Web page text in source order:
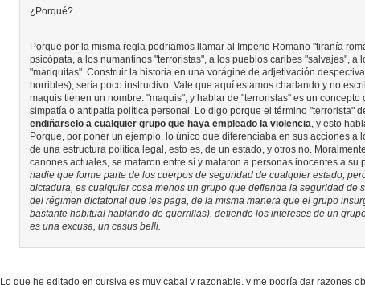
¿Porqué?
Porque por la misma regla podríamos llamar al Imperio Romano "tiranía
psicópata, a los numantinos "terroristas", a los pueblos caribes "salvajes",
"mariquitas". Construir la historia en una vorágine de adjetivación
horribles), sería poco instructivo. Vale que aquí estamos charlando y no
maquis tienen un nombre: "maquis", y hablar de "terroristas" es un
simpatía o antipatía política personal. Lo digo porque el término "terrorista"
endiñarselo a cualquier grupo que haya empleado la violencia , y esto
Porque, por poner un ejemplo, lo único que diferenciaba en sus acciones
de una estructura política legal, esto es, de un estado, y otros no.
canones actuales, se mataron entre sí y mataron a personas inocentes a su
nadie que forme parte de los cuerpos de seguridad de cualquier estado,
dictadura, es cualquier cosa menos un grupo que defienda la seguridad
del régimen dictatorial que les paga, de la misma manera que el grupo
bastante habitual hablando de guerrillas), defiende los intereses de un
es una excusa, un casus belli.
Lo que he editado en cursiva es muy cabal y razonable, y me podría dar razones